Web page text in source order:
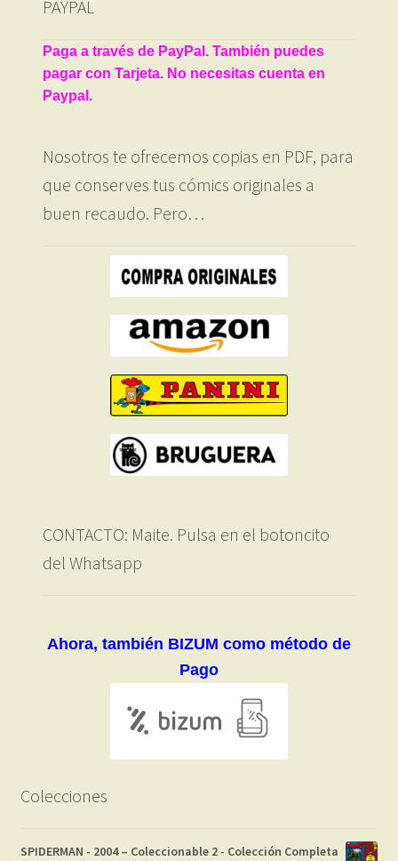
PAYPAL
Paga a través de PayPal. También puedes
pagar con Tarjeta. No necesitas cuenta en
Paypal.
Nosotros te ofrecemos copias en PDF, para
que conserves tus cómics originales a
buen recaudo. Pero…
CONTACTO: Maite. Pulsa en el botoncito
del Whatsapp
Ahora, también BIZUM como método de
Pago
Colecciones
SPIDERMAN - 2004 – Coleccionable 2 - Colección Completa